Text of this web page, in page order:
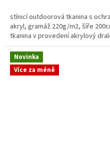
stínicí outdoorová tkanina s
akryl, gramáž 220g/m2, šíře
tkanina v provedení akrylový
Novinka
Více za méně